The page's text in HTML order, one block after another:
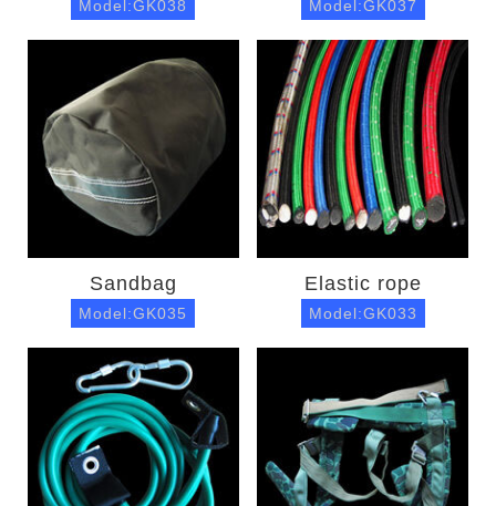
Model:GK038 Model:GK037
Sandbag
Model:GK035
Elastic rope
Model:GK033